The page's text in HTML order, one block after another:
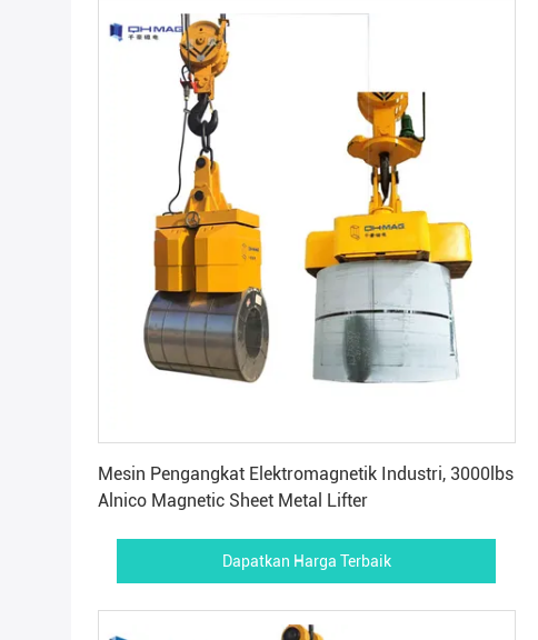
Mesin Pengangkat Elektromagnetik Industri, 3000lbs
Alnico Magnetic Sheet Metal Lifter
Dapatkan Harga Terbaik